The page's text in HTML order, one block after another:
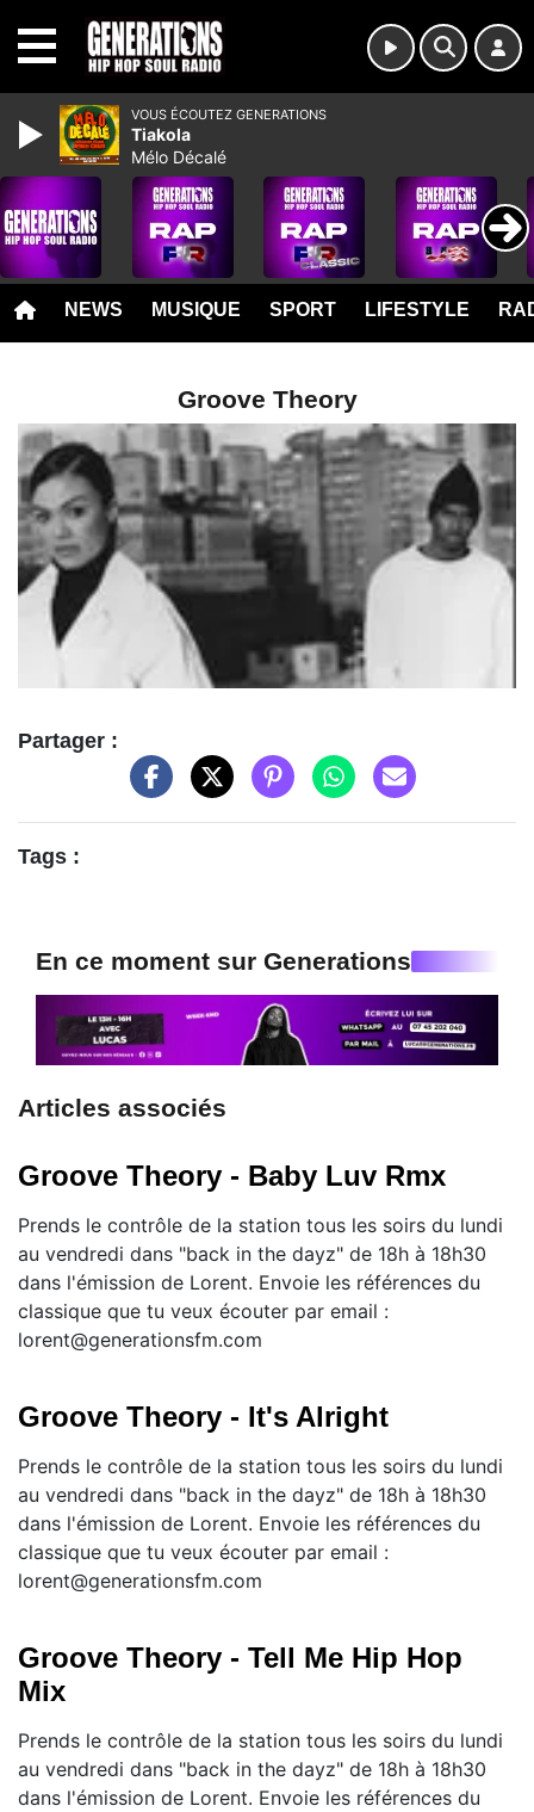
NEWS MUSIQUE SPORT LIFESTYLE
Groove Theory
Partager :
Tags :
En ce moment sur Generations
Articles associés
Groove Theory - Baby Luv Rmx
Prends le contrôle de la station tous les soirs du lundi
au vendredi dans "back in the dayz" de 18h à 18h30
dans l'émission de Lorent. Envoie les références du
classique que tu veux écouter par email :
lorent@generationsfm.com
Groove Theory - It's Alright
Prends le contrôle de la station tous les soirs du lundi
au vendredi dans "back in the dayz" de 18h à 18h30
dans l'émission de Lorent. Envoie les références du
classique que tu veux écouter par email :
lorent@generationsfm.com
Groove Theory - Tell Me Hip Hop
Mix
Prends le contrôle de la station tous les soirs du lundi
au vendredi dans "back in the dayz" de 18h à 18h30
dans l'émission de Lorent. Envoie les références du
VOUS ÉCOUTEZ GENERATIONS
Tiakola
Mélo Décalé